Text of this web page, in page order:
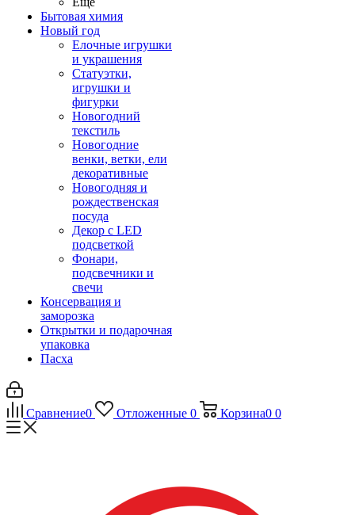
Бытовая химия
Новый год
Елочные игрушки
и украшения
Статуэтки,
игрушки и
фигурки
Новогодний
текстиль
Новогодние
венки, ветки, ели
декоративные
Новогодняя и
рождественская
посуда
Декор с LED
подсветкой
Фонари,
подсвечники и
свечи
Консервация и
заморозка
Открытки и подарочная
упаковка
Пасха
Сравнение0 Отложенные 0 Корзина0 0